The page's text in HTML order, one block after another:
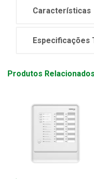
Características
Especificações
Produtos Relacionados